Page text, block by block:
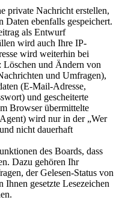
private Nachricht erstellen,
Daten ebenfalls gespeichert.
als Entwurf
wird auch Ihre IP-
wird weiterhin bei
Löschen und Ändern von
und Umfragen),
(E-Mail-Adresse,
und gescheiterte
Browser übermittelte
wird nur in der „Wer
nicht dauerhaft
des Boards, dass
Dazu gehören Ihr
der Gelesen-Status von
gesetzte Lesezeichen